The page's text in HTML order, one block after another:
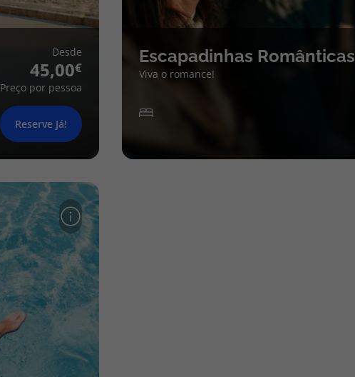
Desde
45,00
Preço por pessoa
Reserve Já!
Escapadinhas Românticas
Viva o romance!